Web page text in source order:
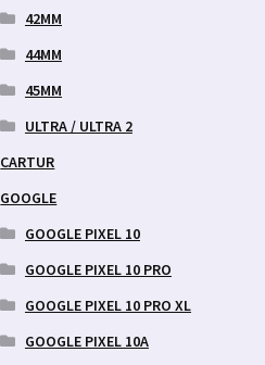
42MM
44MM
45MM
ULTRA / ULTRA 2
CARTUR
GOOGLE
GOOGLE PIXEL 10
GOOGLE PIXEL 10 PRO
GOOGLE PIXEL 10 PRO XL
GOOGLE PIXEL 10A